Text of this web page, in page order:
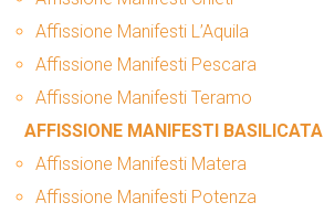
Affissione Manifesti L’Aquila
Affissione Manifesti Pescara
Affissione Manifesti Teramo
AFFISSIONE MANIFESTI BASILICATA
Affissione Manifesti Matera
Affissione Manifesti Potenza